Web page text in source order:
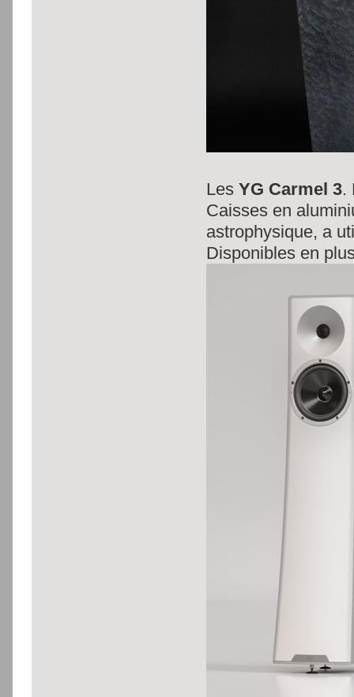
LesYG Carmel 3.
Caisses en
astrophysique, a
Disponibles en